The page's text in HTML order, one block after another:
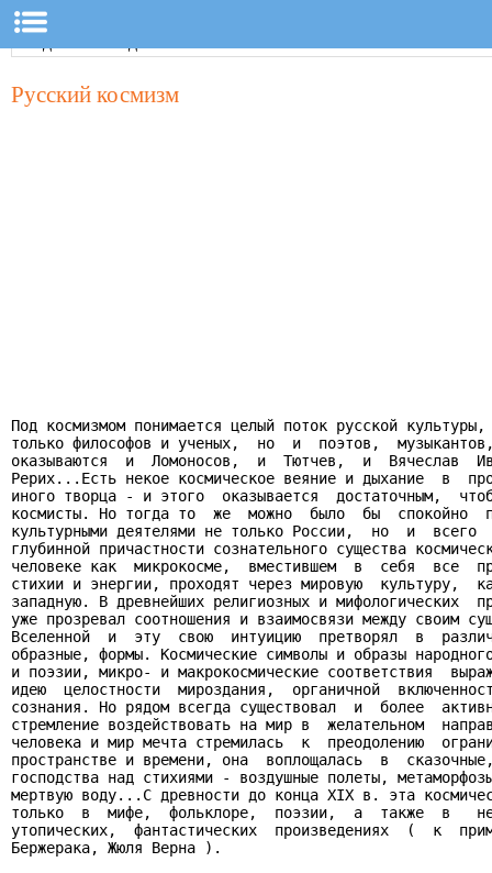
Русский космизм
Под космизмом понимается целый поток русской
только философов и ученых,  но  и  поэтов,
оказываются  и  Ломоносов,  и  Тютчев,  и  Вячеслав
Рерих...Есть некое космическое веяние и дыхание  в
иного творца - и этого  оказывается  достаточным,
космисты. Но тогда то  же  можно  было  бы  спокойно
культурными деятелями не только России,  но  и  всего
глубинной причастности сознательного существа
человеке как  микрокосме,  вместившем  в  себя  все
стихии и энергии, проходят через мировую  культуру,
западную. В древнейших религиозных и мифологических
уже прозревал соотношения и взаимосвязи между своим
Вселенной  и  эту  свою  интуицию  претворял  в
образные, формы. Космические символы и образы
и поэзии, микро- и макрокосмические соответствия
идею  целостности  мироздания,  органичной
сознания. Но рядом всегда существовал  и  более
стремление воздействовать на мир в  желательном
человека и мир мечта стремилась  к  преодолению
пространстве и времени, она  воплощалась  в
господства над стихиями - воздушные полеты,
мертвую воду...С древности до конца XIX в. эта
только  в  мифе,  фольклоре,  поэзии,  а  также  в
утопических,  фантастических  произведениях  (  к
Бержерака, Жюля Верна ).